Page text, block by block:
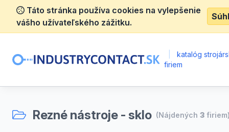
Táto stránka používa cookies na vylepšenie
vášho užívateľského zážitku.
katalóg
firiem
Rezné nástroje - sklo (Nájdených 3